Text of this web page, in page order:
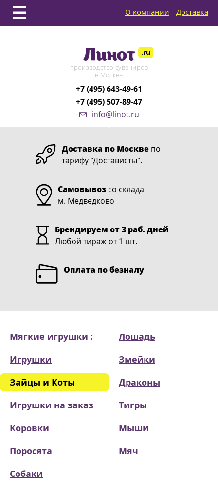
О компании Доставка
Линот .ru
производство сувениров
в Москве
+7 (495) 643-49-61
+7 (495) 507-89-47
info@linot.ru
Доставка по Москве по
тарифу "Достависты".
Самовывоз со склада
м. Медведково
Брендируем от 3 раб. дней
Любой тираж от 1 шт.
Оплата по безналу
Мягкие игрушки :
Лошадь
Игрушки
Змейки
Зайцы и Коты
Драконы
Игрушки на заказ
Тигры
Коровки
Мыши
Поросята
Мяч
Собаки